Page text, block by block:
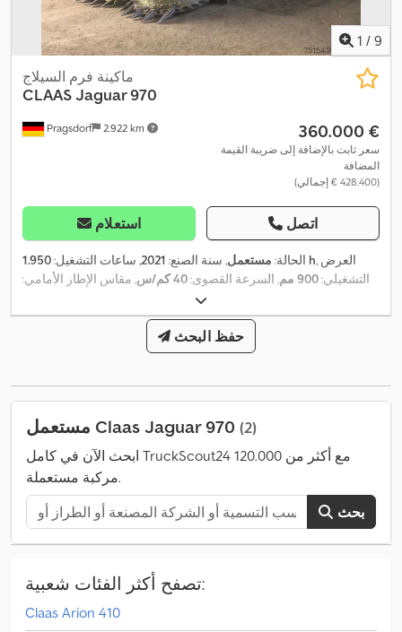
1 / 9
Pragsdorf 2.922 km
ماكينة فرم السيلاج
CLAASJaguar 970
‏360.000 €
سعر ثابت بالإضافة إلى ضريبة القيمة
المضافة
(‏428.400 € إجمالي)
استعلام اتصل
الحالة: مستعمل, سنة الصنع: 2021, ساعات التشغيل: 1.950 h, العرض
التشغيلي:900 مم , السرعة القصوى:40 كم/س
, مقاس الإطار الأمامي:
, مقاس الإطار الخلفي:
581 كيلوواط (789,94 حصان)
, مقاس الإطار: 620/70R30 , حالة الإطارات:
, معدات:تكييف الهواء, دفع رباعي, كمبيوتر على متن
حفظ البحث
مستعمل Claas Jaguar 970 (2)
ابحث الآن في كامل TruckScout24 مع أكثر من 120.000
مركبة مستعملة.
بحث
تصفح أكثر الفئات شعبية:
Claas Arion 410